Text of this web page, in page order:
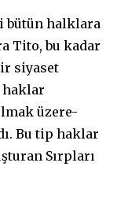
bütün halklara
Tito, bu kadar
siyaset
haklar
üzere-
Bu tip haklar
Sırpları